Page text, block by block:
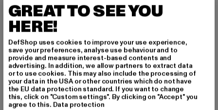
URBAN CLASSICS
Fluffy
ab32,99 EUR
Derzeitiger Preis: ab 32,99 EUR
49,99 EURAktionspreis: 49,99 EUR
KARL KANI
Signature
52,79 EUR
Derzeitiger Preis: 52,79 EUR
59,99 EURAktionspreis:
GREAT TO SEE YOU
HERE!
DefShop uses cookies to improve your use experience,
save your preferences, analyse use behaviour and to
provide and measure interest-based contents and
advertising. In addition, we allow partners to extract data
or to use cookies. This may also include the processing of
your data in the USA or other countries which do not have
the EU data protection standard. If you want to change
this, click on "Custom settings". By clicking on "Accept" you
agree to this. Data protection